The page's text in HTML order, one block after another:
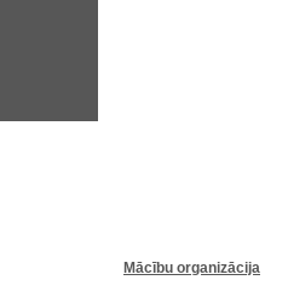
Mācību organizācija